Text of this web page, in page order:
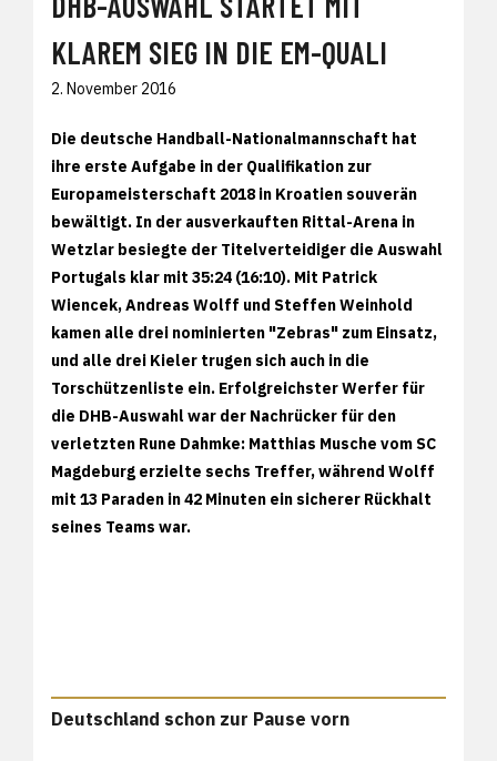
KLAREM SIEG IN DIE EM-QUALI
2. November 2016
Die deutsche Handball-Nationalmannschaft hat
ihre erste Aufgabe in der Qualifikation zur
Europameisterschaft 2018 in Kroatien souverän
bewältigt. In der ausverkauften Rittal-Arena in
Wetzlar besiegte der Titelverteidiger die Auswahl
Portugals klar mit 35:24 (16:10). Mit Patrick
Wiencek, Andreas Wolff und Steffen Weinhold
kamen alle drei nominierten "Zebras" zum Einsatz,
und alle drei Kieler trugen sich auch in die
Torschützenliste ein. Erfolgreichster Werfer für
die DHB-Auswahl war der Nachrücker für den
verletzten Rune Dahmke: Matthias Musche vom SC
Magdeburg erzielte sechs Treffer, während Wolff
mit 13 Paraden in 42 Minuten ein sicherer Rückhalt
seines Teams war.
Deutschland schon zur Pause vorn